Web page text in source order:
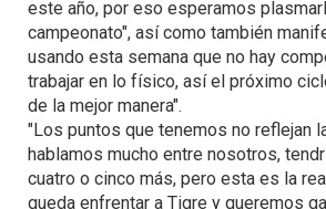
este año, por eso esperamos
campeonato", así como también
usando esta semana que no hay
trabajar en lo físico, así el próximo
de la mejor manera".
"Los puntos que tenemos no reflejan
hablamos mucho entre nosotros,
cuatro o cinco más, pero esta es la
queda enfrentar a Tigre y queremos